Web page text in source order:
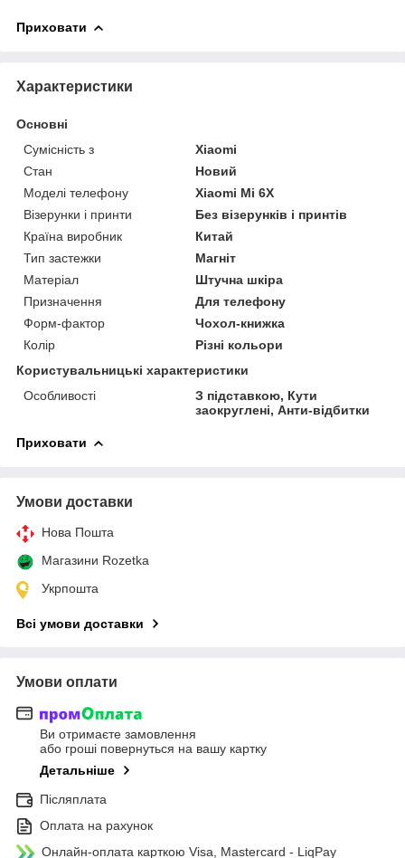
Приховати
Характеристики
Основні
Сумісність з
Xiaomi
Стан
Новий
Моделі телефону
Xiaomi Mi 6X
Візерунки і принти
Без візерунків і принтів
Країна виробник
Китай
Тип застежки
Магніт
Матеріал
Штучна шкіра
Призначення
Для телефону
Форм-фактор
Чохол-книжка
Колір
Різні кольори
Користувальницькі характеристики
Особливості
З підставкою, Кути
заокруглені, Анти-відбитки
Приховати
Умови доставки
Нова Пошта
Магазини Rozetka
Укрпошта
Всі умови доставки
Умови оплати
Ви отримаєте замовлення
або гроші повернуться на вашу картку
Детальніше
Післяплата
Оплата на рахунок
Онлайн-оплата карткою Visa, Mastercard - LiqPay